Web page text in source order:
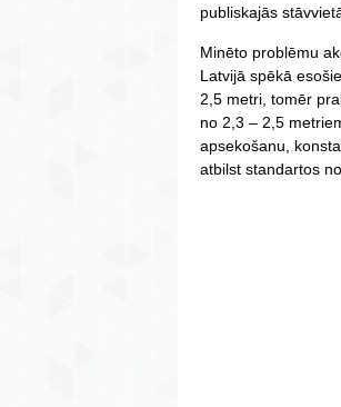
publiskajās
Minēto problēmu
Latvijā spēkā
2,5 metri, tomēr
no 2,3 – 2,5
apsekošanu,
atbilst standartos